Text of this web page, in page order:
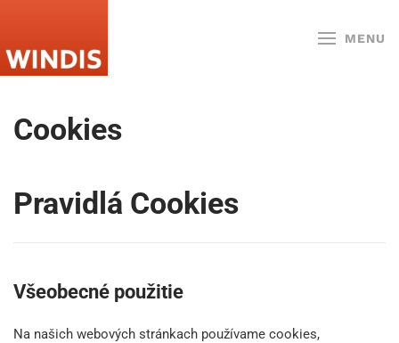
MENU
Cookies
Pravidlá Cookies
Všeobecné použitie
Na našich webových stránkach používame cookies,